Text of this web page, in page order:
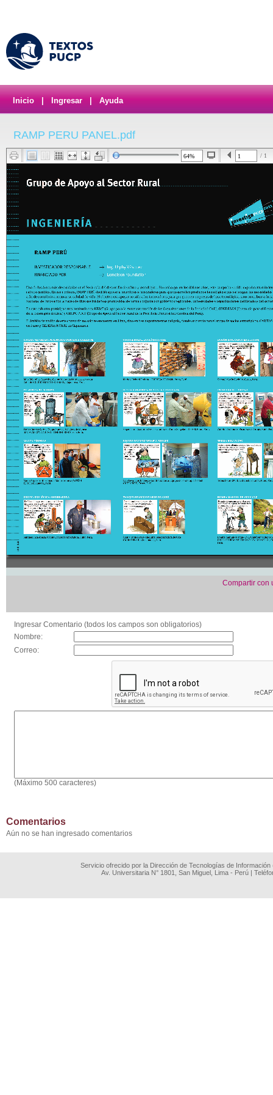
Inicio Ingresar Ayuda
RAMP PERU PANEL.pdf
/ 1
Compartir con
Ingresar Comentario (todos los campos son obligatorios)
Nombre:
Correo:
(Máximo 500 caracteres)
Comentarios
Aún no se han ingresado comentarios
Servicio ofrecido por la Dirección de Tecnologías de
Av. Universitaria N° 1801, San Miguel, Lima - Perú |